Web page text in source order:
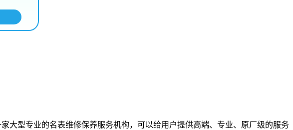
大型专业的名表维修保养服务机构，可以给用户提供高端、专业、原厂级的服务